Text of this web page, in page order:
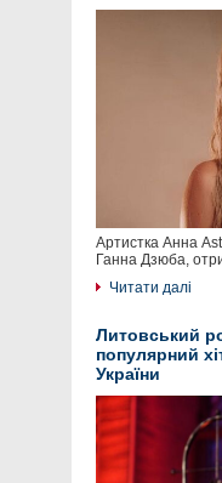
Артистка Анна
Ганна Дзюба,
Читати далі
Литовський
популярний
України